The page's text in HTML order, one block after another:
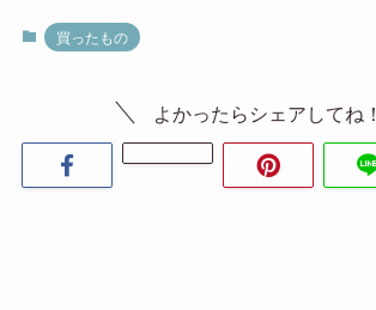
買ったもの
よかったらシェアしてね！